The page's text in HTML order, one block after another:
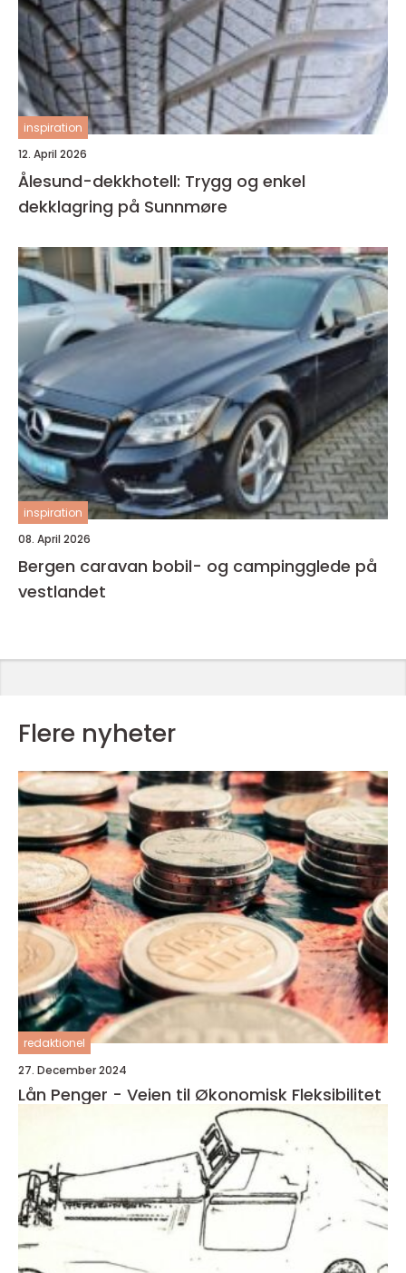
inspiration
12. April 2026
Ålesund-dekkhotell: Trygg og enkel
dekklagring på Sunnmøre
inspiration
08. April 2026
Bergen caravan bobil- og campingglede på
vestlandet
Flere nyheter
redaktionel
27. December 2024
Lån Penger - Veien til Økonomisk Fleksibilitet